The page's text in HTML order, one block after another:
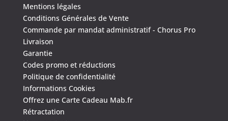
Mentions légales
Conditions Générales de Vente
Commande par mandat administratif - Chorus Pro
Livraison
Garantie
Codes promo et réductions
Politique de confidentialité
Informations Cookies
Offrez une Carte Cadeau Mab.fr
Rétractation